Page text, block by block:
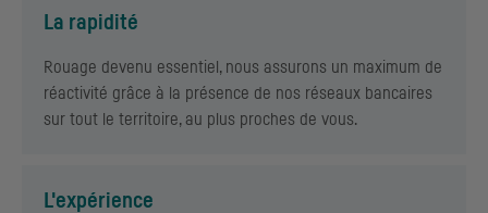
La rapidité
Rouage devenu essentiel, nous assurons un maximum de
réactivité grâce à la présence de nos réseaux bancaires
sur tout le territoire, au plus proches de vous.
L'expérience